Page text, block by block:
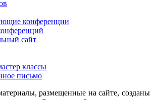
конференции
сайт
классы
письмо
размещенные на сайте, созданы